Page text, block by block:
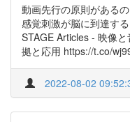
動画先行の原則がある
感覚刺激が脳に到達す
STAGE Articles - 映像
拠と応用 https://t.co/
2022-08-02